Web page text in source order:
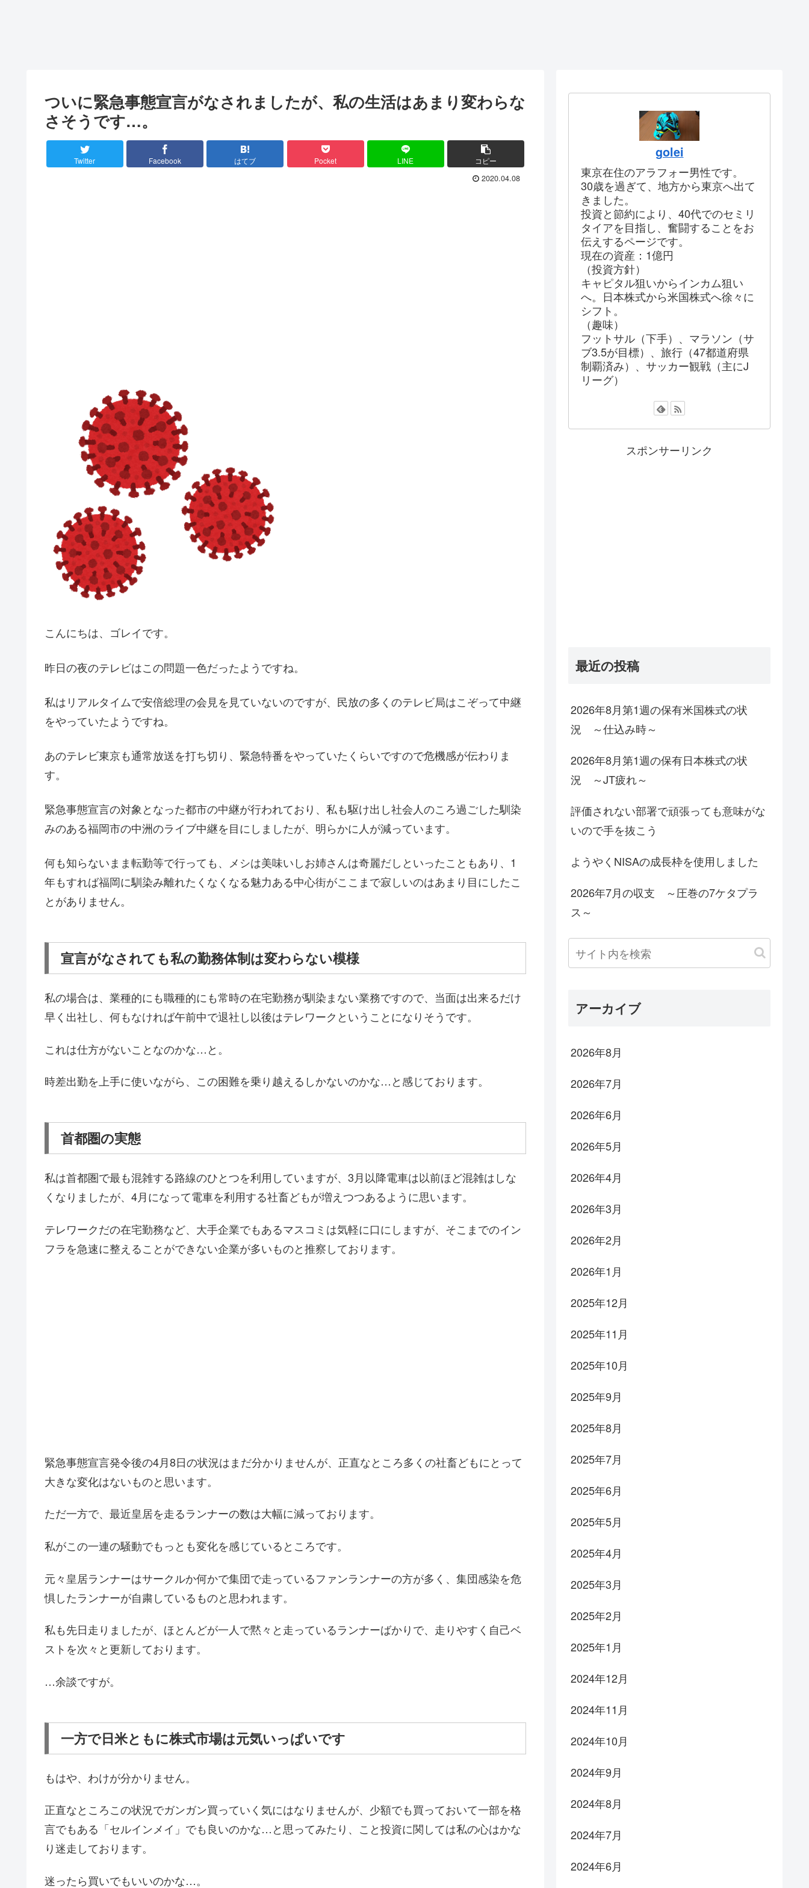
ついに緊急事態宣言がなされましたが、私の生活はあまり変わらな
さそうです…。
Twitter Facebook はてブ Pocket LINE コピー
2020.04.08
こんにちは、ゴレイです。
昨日の夜のテレビはこの問題一色だったようですね。
私はリアルタイムで安倍総理の会見を見ていないのですが、民放の多くのテレビ局はこぞって中継
をやっていたようですね。
あのテレビ東京も通常放送を打ち切り、緊急特番をやっていたくらいですので危機感が伝わりま
す。
緊急事態宣言の対象となった都市の中継が行われており、私も駆け出し社会人のころ過ごした馴染
みのある福岡市の中洲のライブ中継を目にしましたが、明らかに人が減っています。
何も知らないまま転勤等で行っても、メシは美味いしお姉さんは奇麗だしといったこともあり、1
年もすれば福岡に馴染み離れたくなくなる魅力ある中心街がここまで寂しいのはあまり目にしたこ
とがありません。
宣言がなされても私の勤務体制は変わらない模様
私の場合は、業種的にも職種的にも常時の在宅勤務が馴染まない業務ですので、当面は出来るだけ
早く出社し、何もなければ午前中で退社し以後はテレワークということになりそうです。
これは仕方がないことなのかな…と。
時差出勤を上手に使いながら、この困難を乗り越えるしかないのかな…と感じております。
首都圏の実態
私は首都圏で最も混雑する路線のひとつを利用していますが、3月以降電車は以前ほど混雑はしな
くなりましたが、4月になって電車を利用する社畜どもが増えつつあるように思います。
テレワークだの在宅勤務など、大手企業でもあるマスコミは気軽に口にしますが、そこまでのイン
フラを急速に整えることができない企業が多いものと推察しております。
緊急事態宣言発令後の4月8日の状況はまだ分かりませんが、正直なところ多くの社畜どもにとって
大きな変化はないものと思います。
ただ一方で、最近皇居を走るランナーの数は大幅に減っております。
私がこの一連の騒動でもっとも変化を感じているところです。
元々皇居ランナーはサークルか何かで集団で走っているファンランナーの方が多く、集団感染を危
惧したランナーが自粛しているものと思われます。
私も先日走りましたが、ほとんどが一人で黙々と走っているランナーばかりで、走りやすく自己ベ
ストを次々と更新しております。
…余談ですが。
一方で日米ともに株式市場は元気いっぱいです
もはや、わけが分かりません。
正直なところこの状況でガンガン買っていく気にはなりませんが、少額でも買っておいて一部を格
言でもある「セルインメイ」でも良いのかな…と思ってみたり、こと投資に関しては私の心はかな
り迷走しております。
迷ったら買いでもいいのかな…。
golei
東京在住のアラフォー男性です。
30歳を過ぎて、地方から東京へ出て
きました。
投資と節約により、40代でのセミリ
タイアを目指し、奮闘することをお
伝えするページです。
現在の資産：1億円
（投資方針）
キャピタル狙いからインカム狙い
へ。日本株式から米国株式へ徐々に
シフト。
（趣味）
フットサル（下手）、マラソン（サ
ブ3.5が目標）、旅行（47都道府県
制覇済み）、サッカー観戦（主にJ
リーグ）
スポンサーリンク
最近の投稿
2026年8月第1週の保有米国株式の状
況 ～仕込み時～
2026年8月第1週の保有日本株式の状
況 ～JT疲れ～
評価されない部署で頑張っても意味がな
いので手を抜こう
ようやくNISAの成長枠を使用しました
2026年7月の収支 ～圧巻の7ケタプラ
ス～
アーカイブ
2026年8月
2026年7月
2026年6月
2026年5月
2026年4月
2026年3月
2026年2月
2026年1月
2025年12月
2025年11月
2025年10月
2025年9月
2025年8月
2025年7月
2025年6月
2025年5月
2025年4月
2025年3月
2025年2月
2025年1月
2024年12月
2024年11月
2024年10月
2024年9月
2024年8月
2024年7月
2024年6月